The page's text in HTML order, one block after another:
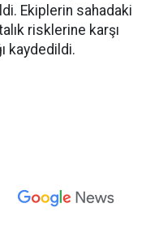
Ekiplerin sahadaki
risklerine karşı
kaydedildi.